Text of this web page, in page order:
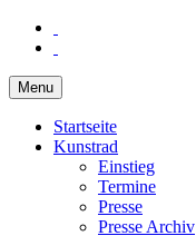
Menu
Startseite
Kunstrad
Einstieg
Termine
Presse
Presse Archiv